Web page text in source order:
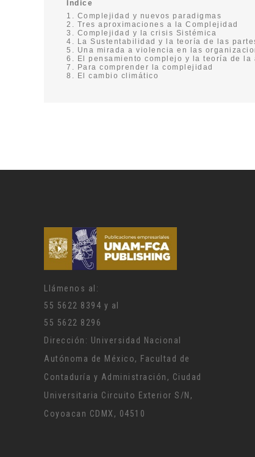
Índice
1. Complejidad y nuevos paradigmas
2. Tres aproximaciones a la Complejidad
3. Complejidad y la crisis Sistémica
4. La Sustentabilidad y la teoría de las
5. Una mirada a violencia en las
6. El pensamiento complejo y la teoría de la
7. Para comprender la complejidad
8. El cambio climático
Llámenos al:
55 5622 8394 y al
55 5622 8296
Dirección: Universidad Nacional
Autónoma de México, Facultad de
Contaduría y Administración, Ciudad
Universitaria Circuito Exterior S/N,
Coyoacan CDMX, 04510